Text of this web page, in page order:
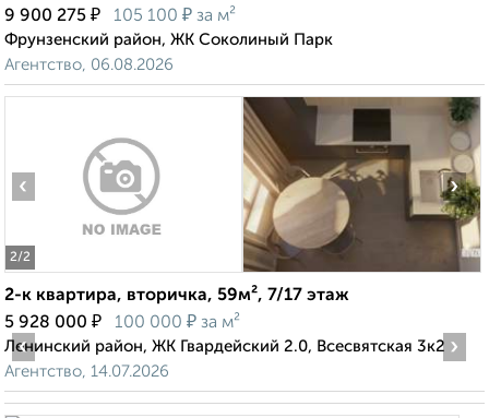
9 900 275 ₽ 105 100 ₽ за м²
Фрунзенский район, ЖК Соколиный Парк
Агентство, 06.08.2026
2/2
‹ ›
2-к квартира, вторичка, 59м², 7/17 этаж
5 928 000 ₽ 100 000 ₽ за м²
Ленинский район, ЖК Гвардейский 2.0, Всесвятская 3к2
Агентство, 14.07.2026
‹ ›